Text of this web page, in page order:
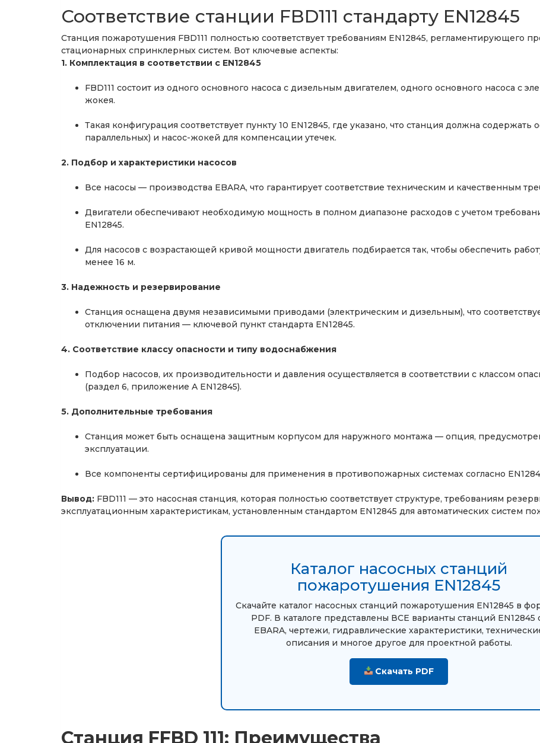
Соответствие станции FBD111 стандарту EN12845
Станция пожаротушения FBD111 полностью соответствует требованиям EN12845, регламентирующего
стационарных спринклерных систем. Вот ключевые аспекты:
1. Комплектация в соответствии с EN12845
FBD111 состоит из одного основного насоса с дизельным двигателем, одного основного насоса с
жокея.
Такая конфигурация соответствует пункту 10 EN12845, где указано, что станция должна содержать
параллельных) и насос-жокей для компенсации утечек.
2. Подбор и характеристики насосов
Все насосы — производства EBARA, что гарантирует соответствие техническим и качественным
Двигатели обеспечивают необходимую мощность в полном диапазоне расходов с учетом
EN12845.
Для насосов с возрастающей кривой мощности двигатель подбирается так, чтобы обеспечить
менее 16 м.
3. Надежность и резервирование
Станция оснащена двумя независимыми приводами (электрическим и дизельным), что
отключении питания — ключевой пункт стандарта EN12845.
4. Соответствие классу опасности и типу водоснабжения
Подбор насосов, их производительности и давления осуществляется в соответствии с классом
(раздел 6, приложение A EN12845).
5. Дополнительные требования
Станция может быть оснащена защитным корпусом для наружного монтажа — опция,
эксплуатации.
Все компоненты сертифицированы для применения в противопожарных системах согласно
Вывод: FBD111 — это насосная станция, которая полностью соответствует структуре, требованиям
эксплуатационным характеристикам, установленным стандартом EN12845 для автоматических систем
Каталог насосных станций
пожаротушения EN12845
Скачайте каталог насосных станций пожаротушения EN12845 в
PDF. В каталоге представлены ВСЕ варианты станций EN12845
EBARA, чертежи, гидравлические характеристики,
описания и многое другое для проектной работы.
Скачать PDF
Станция FFBD 111: Преимущества